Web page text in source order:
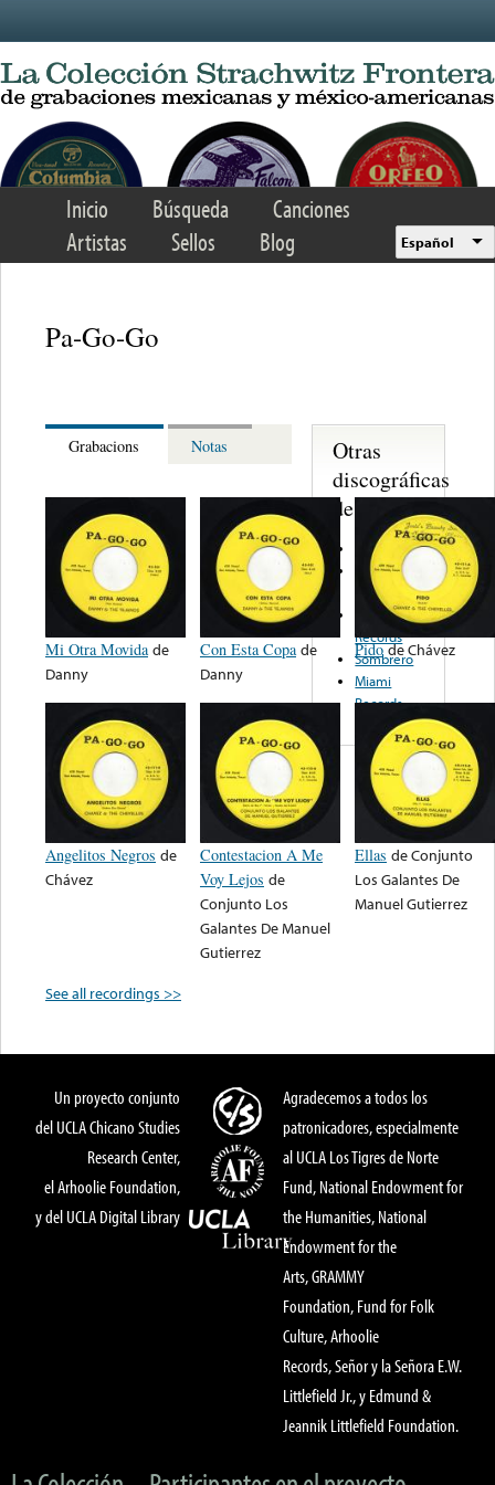
Inicio Búsqueda
Canciones
Artistas
Sellos Blog Español
Pa-Go-Go
Grabacions Notas
Mi Otra Movida de
Danny
Con Esta Copa de
Danny
Pido deChávez
Angelitos Negros de
Chávez
Contestacion A Me
Voy Lejos de
Conjunto Los
Galantes De Manuel
Gutierrez
Ellas deConjunto
Los Galantes De
Manuel Gutierrez
See all recordings >>
Otras
discográficas
de nota ...
Estrella
Sonido
Internacional
Bravo
Records
Sombrero
Miami
Records
Un proyecto conjunto
del UCLA Chicano Studies
Research Center,
el Arhoolie Foundation,
y del UCLA Digital Library
Agradecemos a todos los
patronicadores, especialmente
al UCLA Los Tigres de Norte
Fund, National Endowment for
the Humanities, National
Endowment for the
Arts, GRAMMY
Foundation, Fund for Folk
Culture, Arhoolie
Records, Señor y la Señora E.W.
Littlefield Jr., y Edmund &
Jeannik Littlefield Foundation.